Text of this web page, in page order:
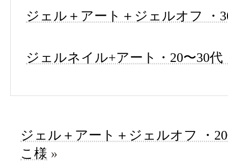
ジェル＋アート＋ジェルオフ ・
ジェルネイル+アート・20〜30代
ジェル＋アート＋ジェルオフ ・
こ様 »